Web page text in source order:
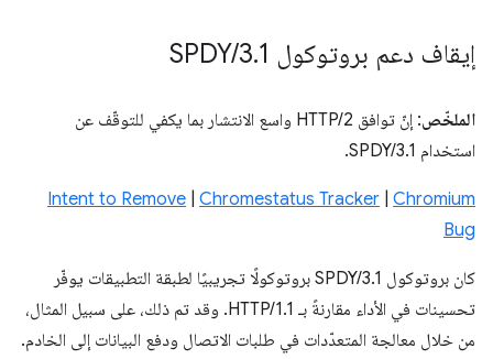
إيقاف دعم بروتوكول SPDY /3.1
الملخّص
: إنّ توافق HTTP/2 واسع الانتشار بما يكفي للتوقّف عن
استخدام SPDY/3.1.
Intent to Remove Chromestatus Tracker Chromium
Bug
كان بروتوكول SPDY/3.1 بروتوكولًا تجريبيًا لطبقة التطبيقات يوفّر
تحسينات في الأداء مقارنةً بـ HTTP/1.1. وقد تم ذلك، على سبيل المثال،
من خلال معالجة المتعدّدات في طلبات الاتصال ودفع البيانات إلى الخادم.